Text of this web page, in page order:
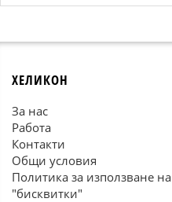
ХЕЛИКОН
За нас
Работа
Контакти
Общи условия
Политика за използване на
"бисквитки"